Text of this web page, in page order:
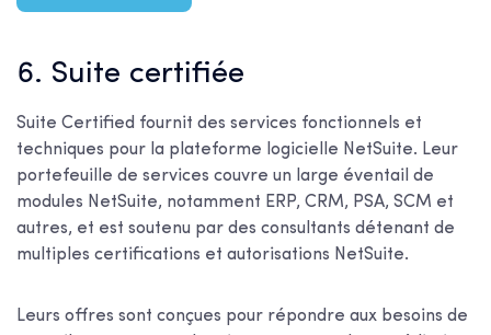
6. Suite certifiée
Suite Certified fournit des services fonctionnels et
techniques pour la plateforme logicielle NetSuite. Leur
portefeuille de services couvre un large éventail de
modules NetSuite, notamment ERP, CRM, PSA, SCM et
autres, et est soutenu par des consultants détenant de
multiples certifications et autorisations NetSuite.
Leurs offres sont conçues pour répondre aux besoins de